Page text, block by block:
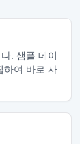
. 샘플 데이
하여 바로 사